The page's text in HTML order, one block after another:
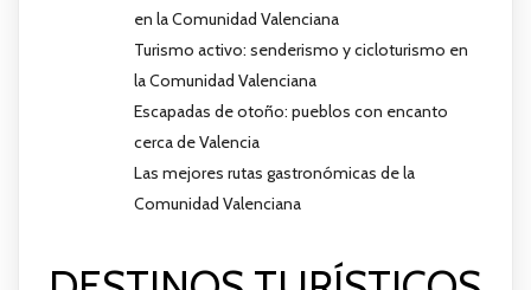
en la Comunidad Valenciana
Turismo activo: senderismo y cicloturismo en
la Comunidad Valenciana
Escapadas de otoño: pueblos con encanto
cerca de Valencia
Las mejores rutas gastronómicas de la
Comunidad Valenciana